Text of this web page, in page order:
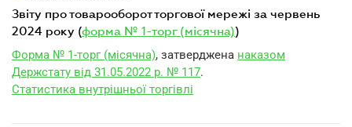
звіту про товарооборот торгової мережі за червень
2024 року (форма № 1-торг (місячна))
Форма № 1-торг (місячна), затверджена наказом
Держстату від 31.05.2022 р. № 117.
Статистика внутрішньої торгівлі